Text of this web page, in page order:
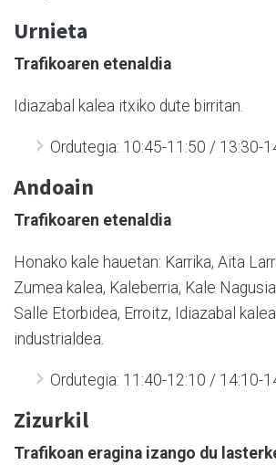
Urnieta
Trafikoaren etenaldia
Idiazabal kalea itxiko dute birritan.
Ordutegia: 10:45-11:50 / 13:30-
Andoain
Trafikoaren etenaldia
Honako kale hauetan: Karrika, Aita
Zumea kalea, Kaleberria, Kale
Salle Etorbidea, Erroitz, Idiazabal
industrialdea.
Ordutegia: 11:40-12:10 / 14:10-
Zizurkil
Trafikoan eragina izango du